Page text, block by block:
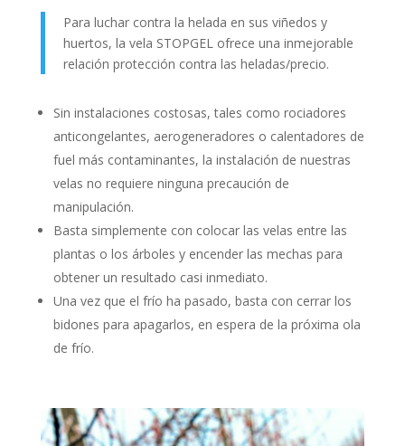
Para luchar contra la helada en sus viñedos y
huertos, la vela STOPGEL ofrece una inmejorable
relación protección contra las heladas/precio.
Sin instalaciones costosas, tales como rociadores
anticongelantes, aerogeneradores o calentadores de
fuel más contaminantes, la instalación de nuestras
velas no requiere ninguna precaución de
manipulación.
Basta simplemente con colocar las velas entre las
plantas o los árboles y encender las mechas para
obtener un resultado casi inmediato.
Una vez que el frío ha pasado, basta con cerrar los
bidones para apagarlos, en espera de la próxima ola
de frío.